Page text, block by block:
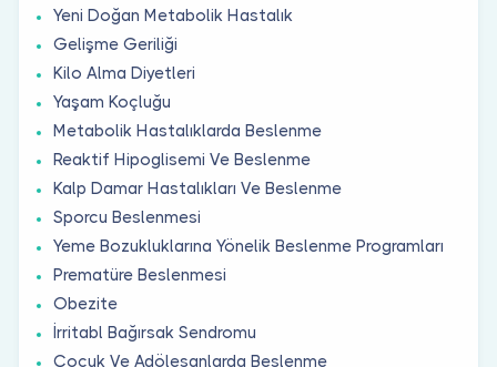
Yeni Doğan Metabolik Hastalık
Gelişme Geriliği
Kilo Alma Diyetleri
Yaşam Koçluğu
Metabolik Hastalıklarda Beslenme
Reaktif Hipoglisemi Ve Beslenme
Kalp Damar Hastalıkları Ve Beslenme
Sporcu Beslenmesi
Yeme Bozukluklarına Yönelik Beslenme Programları
Prematüre Beslenmesi
Obezite
İrritabl Bağırsak Sendromu
Çocuk Ve Adölesanlarda Beslenme